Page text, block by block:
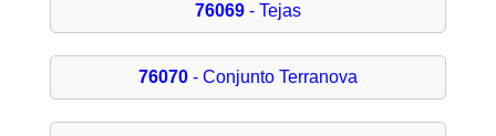
76069- Tejas
76070- Conjunto Terranova